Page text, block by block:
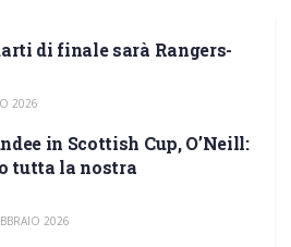
di finale sarà Rangers-
2026
in Scottish Cup, O’Neill:
tutta la nostra
2026